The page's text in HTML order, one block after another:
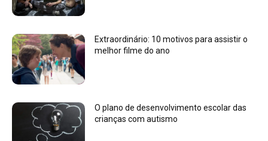
Extraordinário: 10 motivos para assistir o
melhor filme do ano
O plano de desenvolvimento escolar das
crianças com autismo